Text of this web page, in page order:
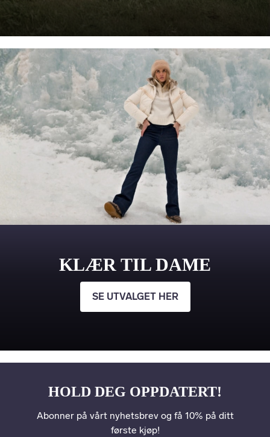
KLÆR TIL DAME
SE UTVALGET HER
HOLD DEG OPPDATERT!
Abonner på vårt nyhetsbrev og få 10% på ditt
første kjøp!